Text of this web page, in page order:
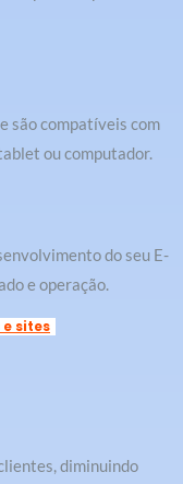
são compatíveis com
ou computador.
do seu E-
e operação.
sites
diminuindo